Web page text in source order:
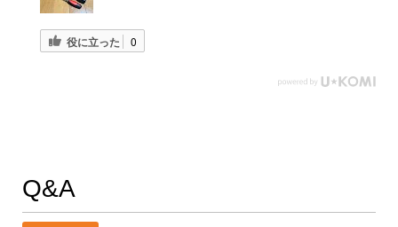
役に立った 0
Q&A